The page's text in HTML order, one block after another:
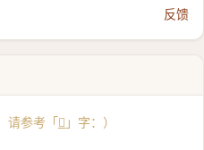
反馈
请参考「𪋻 」字：）